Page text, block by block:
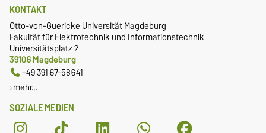
SOZIALE MEDIEN
KONTAKT
Otto-von-Guericke Universität Magdeburg
Fakultät für Elektrotechnik und Informationstechnik
Universitätsplatz 2
39106 Magdeburg
+49 391 67-58641
mehr…